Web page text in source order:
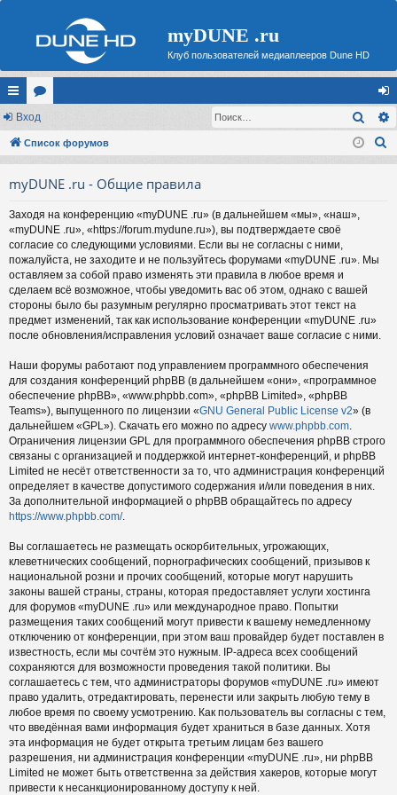
myDUNE .ru
Клуб пользователей медиаплееров Dune HD
с
ы
ор
ум
хо
д
Вход
Список форумов
myDUNE .ru - Общие правила
Заходя на конференцию «myDUNE .ru» (в дальнейшем «мы», «наш»,
«myDUNE .ru», «https://forum.mydune.ru»), вы подтверждаете своё
согласие со следующими условиями. Если вы не согласны с ними,
пожалуйста, не заходите и не пользуйтесь форумами «myDUNE .ru». Мы
оставляем за собой право изменять эти правила в любое время и
сделаем всё возможное, чтобы уведомить вас об этом, однако с вашей
стороны было бы разумным регулярно просматривать этот текст на
предмет изменений, так как использование конференции «myDUNE .ru»
после обновления/исправления условий означает ваше согласие с ними.
Наши форумы работают под управлением программного обеспечения
для создания конференций phpBB (в дальнейшем «они», «программное
обеспечение phpBB», «www.phpbb.com», «phpBB Limited», «phpBB
Teams»), выпущенного по лицензии «GNU General Public License v2» (в
дальнейшем «GPL»). Скачать его можно по адресу www.phpbb.com.
Ограничения лицензии GPL для программного обеспечения phpBB строго
связаны с организацией и поддержкой интернет-конференций, и phpBB
Limited не несёт ответственности за то, что администрация конференций
определяет в качестве допустимого содержания и/или поведения в них.
За дополнительной информацией о phpBB обращайтесь по адресу
https://www.phpbb.com/.
Вы соглашаетесь не размещать оскорбительных, угрожающих,
клеветнических сообщений, порнографических сообщений, призывов к
национальной розни и прочих сообщений, которые могут нарушить
законы вашей страны, страны, которая предоставляет услуги хостинга
для форумов «myDUNE .ru» или международное право. Попытки
размещения таких сообщений могут привести к вашему немедленному
отключению от конференции, при этом ваш провайдер будет поставлен в
известность, если мы сочтём это нужным. IP-адреса всех сообщений
сохраняются для возможности проведения такой политики. Вы
соглашаетесь с тем, что администраторы форумов «myDUNE .ru» имеют
право удалить, отредактировать, перенести или закрыть любую тему в
любое время по своему усмотрению. Как пользователь вы согласны с тем,
что введённая вами информация будет храниться в базе данных. Хотя
эта информация не будет открыта третьим лицам без вашего
разрешения, ни администрация конференции «myDUNE .ru», ни phpBB
Limited не может быть ответственна за действия хакеров, которые могут
привести к несанкционированному доступу к ней.